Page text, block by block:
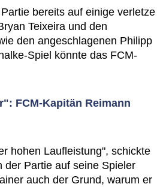
bereits auf einige verletze
Teixeira und den
den angeschlagenen Philipp
Spiel könnte das FCM-
FCM-Kapitän Reimann
hohen Laufleistung", schickte
der Partie auf seine Spieler
auch der Grund, warum er